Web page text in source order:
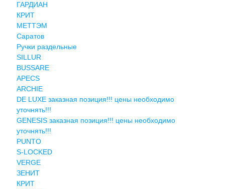
ГАРДИАН
КРИТ
МЕТТЭМ
Саратов
Ручки раздельные
SILLUR
BUSSARE
APECS
ARCHIE
DE LUXE заказная позиция!!! цены необходимо
уточнять!!!
GENESIS заказная позиция!!! цены необходимо
уточнять!!!
PUNTO
S-LOCKED
VERGE
ЗЕНИТ
КРИТ